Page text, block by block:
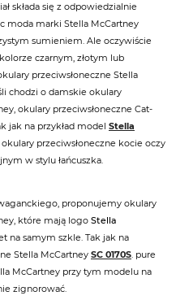
składa się z odpowiedzialnie
moda marki Stella McCartney
sumieniem. Ale oczywiście
czarnym, złotym lub
przeciwsłoneczne Stella
chodzi o damskie okulary
okulary przeciwsłoneczne Cat-
jak na przykład model Stella
okulary przeciwsłoneczne kocie oczy
w stylu łańcuszka.
proponujemy okulary
które mają logo Stella
na samym szkle. Tak jak na
Stella McCartney SC 0170S. pure
McCartney przy tym modelu na
zignorować.